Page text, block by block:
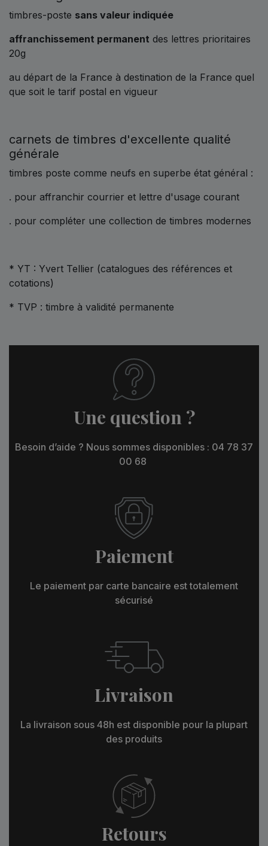
timbres-poste sans valeur indiquée
affranchissement permanent des lettres prioritaires
20g
au départ de la France à destination de la France quel
que soit le tarif postal en vigueur
carnets de timbres d'excellente qualité
générale
timbres poste comme neufs en superbe état général :
. pour affranchir courrier et lettre d'usage courant
. pour compléter une collection de timbres modernes
* YT : Yvert Tellier (catalogues des références et
cotations)
* TVP : timbre à validité permanente
Une question ?
Besoin d’aide ? Nous sommes disponibles : 04 78 37
00 68
Paiement
Le paiement par carte bancaire est totalement
sécurisé
Livraison
La livraison sous 48h est disponible pour la plupart
des produits
Retours